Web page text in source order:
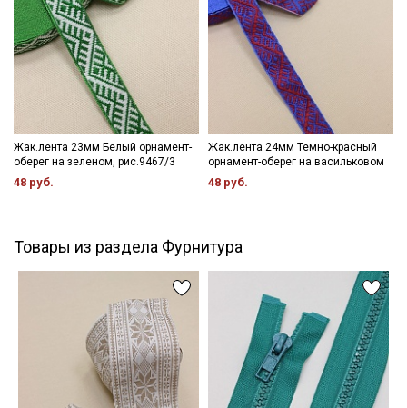
Жак.лента 23мм Белый орнамент-
оберег на зеленом, рис.9467/3
48 руб.
Жак.лента 24мм Темно-красный
орнамент-оберег на васильковом
48 руб.
Товары из раздела Фурнитура